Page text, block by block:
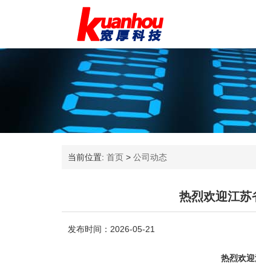
当前位置: 首页 > 公司动态
热烈欢迎江苏
发布时间：2026-05-21
热烈欢